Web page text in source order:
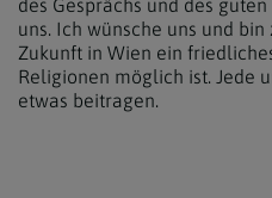
des Gesprächs und des
uns. Ich wünsche uns und
Zukunft in Wien ein
Religionen möglich ist. Jede
etwas beitragen.